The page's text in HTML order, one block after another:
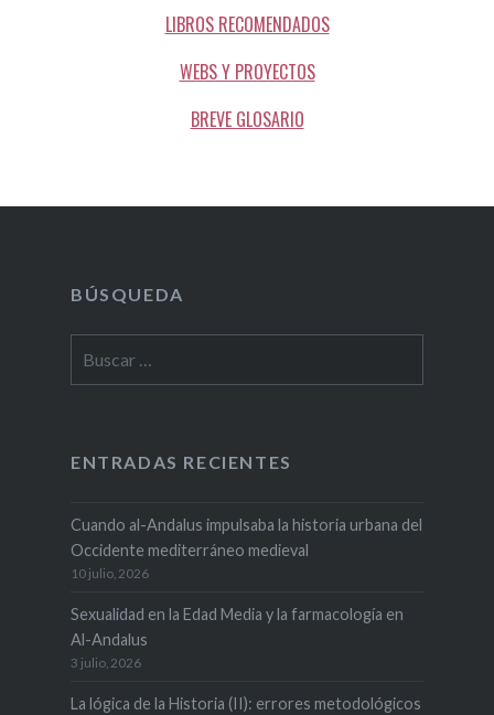
LIBROS RECOMENDADOS
WEBS Y PROYECTOS
BREVE GLOSARIO
BÚSQUEDA
ENTRADAS RECIENTES
Cuando al-Andalus impulsaba la historia urbana del
Occidente mediterráneo medieval
10 julio, 2026
Sexualidad en la Edad Media y la farmacología en
Al-Andalus
3 julio, 2026
La lógica de la Historia (II): errores metodológicos